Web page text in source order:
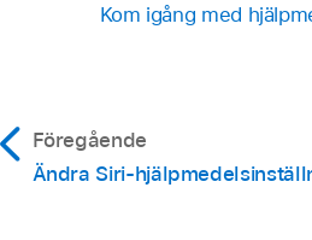
Kom igång med
Föregående
Ändra Siri-